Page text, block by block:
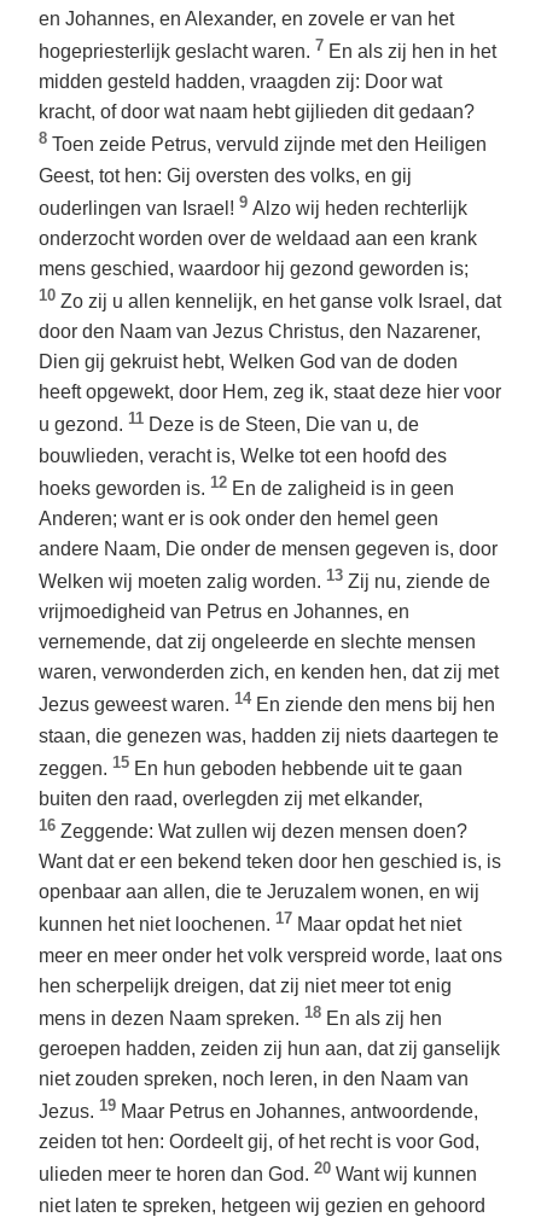
en Johannes, en Alexander, en zovele er van het
hogepriesterlijk geslacht waren. 7 En als zij hen in het
midden gesteld hadden, vraagden zij: Door wat
kracht, of door wat naam hebt gijlieden dit gedaan?
8 Toen zeide Petrus, vervuld zijnde met den Heiligen
Geest, tot hen: Gij oversten des volks, en gij
ouderlingen van Israel! 9 Alzo wij heden rechterlijk
onderzocht worden over de weldaad aan een krank
mens geschied, waardoor hij gezond geworden is;
10 Zo zij u allen kennelijk, en het ganse volk Israel, dat
door den Naam van Jezus Christus, den Nazarener,
Dien gij gekruist hebt, Welken God van de doden
heeft opgewekt, door Hem, zeg ik, staat deze hier voor
u gezond. 11 Deze is de Steen, Die van u, de
bouwlieden, veracht is, Welke tot een hoofd des
hoeks geworden is. 12 En de zaligheid is in geen
Anderen; want er is ook onder den hemel geen
andere Naam, Die onder de mensen gegeven is, door
Welken wij moeten zalig worden. 13 Zij nu, ziende de
vrijmoedigheid van Petrus en Johannes, en
vernemende, dat zij ongeleerde en slechte mensen
waren, verwonderden zich, en kenden hen, dat zij met
Jezus geweest waren. 14 En ziende den mens bij hen
staan, die genezen was, hadden zij niets daartegen te
zeggen. 15 En hun geboden hebbende uit te gaan
buiten den raad, overlegden zij met elkander,
16 Zeggende: Wat zullen wij dezen mensen doen?
Want dat er een bekend teken door hen geschied is, is
openbaar aan allen, die te Jeruzalem wonen, en wij
kunnen het niet loochenen. 17 Maar opdat het niet
meer en meer onder het volk verspreid worde, laat ons
hen scherpelijk dreigen, dat zij niet meer tot enig
mens in dezen Naam spreken. 18 En als zij hen
geroepen hadden, zeiden zij hun aan, dat zij ganselijk
niet zouden spreken, noch leren, in den Naam van
Jezus. 19 Maar Petrus en Johannes, antwoordende,
zeiden tot hen: Oordeelt gij, of het recht is voor God,
ulieden meer te horen dan God. 20 Want wij kunnen
niet laten te spreken, hetgeen wij gezien en gehoord